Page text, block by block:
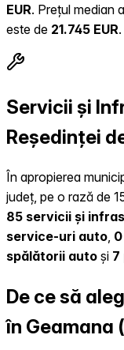
EUR. Prețul median
este de 21.745 EUR.
Servicii și
Reședinței
În apropierea
județ, pe o rază de
85 servicii și
service-uri auto,
spălătorii auto și 7
De ce să
în Geamana